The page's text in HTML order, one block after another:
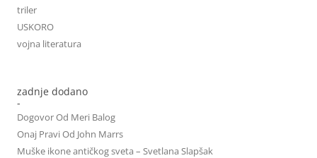
triler
USKORO
vojna literatura
zadnje dodano
-
Dogovor Od Meri Balog
Onaj Pravi Od John Marrs
Muške ikone antičkog sveta – Svetlana Slapšak